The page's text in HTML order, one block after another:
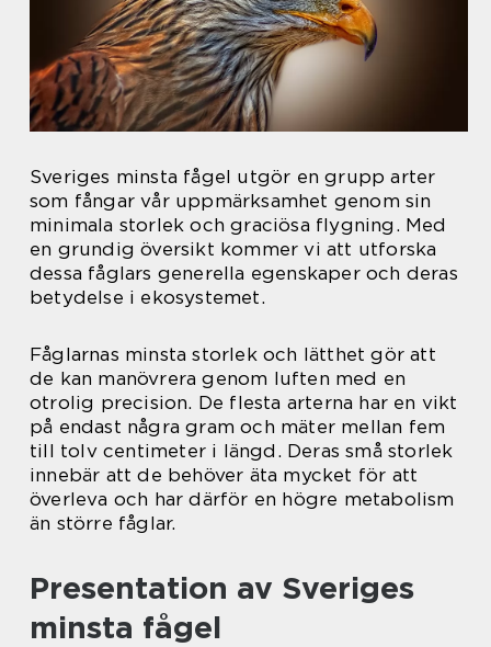
Sveriges minsta fågel utgör en grupp arter
som fångar vår uppmärksamhet genom sin
minimala storlek och graciösa flygning. Med
en grundig översikt kommer vi att utforska
dessa fåglars generella egenskaper och deras
betydelse i ekosystemet.
Fåglarnas minsta storlek och lätthet gör att
de kan manövrera genom luften med en
otrolig precision. De flesta arterna har en vikt
på endast några gram och mäter mellan fem
till tolv centimeter i längd. Deras små storlek
innebär att de behöver äta mycket för att
överleva och har därför en högre metabolism
än större fåglar.
Presentation av Sveriges
minsta fågel